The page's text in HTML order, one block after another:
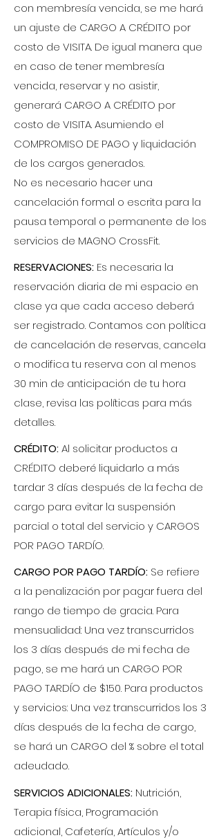
con membresía vencida, se me hará
un ajuste de CARGO A CRÉDITO por
costo de VISITA. De igual manera que
en caso de tener membresía
vencida, reservar y no asistir,
generará CARGO A CRÉDITO por
costo de VISITA. Asumiendo el
COMPROMISO DE PAGO y liquidación
de los cargos generados.
No es necesario hacer una
cancelación formal o escrita para la
pausa temporal o permanente de los
servicios de MAGNO CrossFit.
RESERVACIONES: Es necesaria la
reservación diaria de mi espacio en
clase ya que cada acceso deberá
ser registrado. Contamos con política
de cancelación de reservas, cancela
o modifica tu reserva con al menos
30 min de anticipación de tu hora
clase, revisa las políticas para más
detalles.
CRÉDITO:Al solicitar productos a
CRÉDITO deberé liquidarlo a más
tardar 3 días después de la fecha de
cargo para evitar la suspensión
parcial o total del servicio y CARGOS
POR PAGO TARDÍO.
CARGO POR PAGO TARDÍO: Se refiere
a la penalización por pagar fuera del
rango de tiempo de gracia. Para
mensualidad: Una vez transcurridos
los 3 días después de mi fecha de
pago, se me hará un CARGO POR
PAGO TARDÍO de $150. Para productos
y servicios: Una vez transcurridos los 3
días después de la fecha de cargo,
se hará un CARGO del % sobre el total
adeudado.
​SERVICIOS ADICIONALES: Nutrición,
Terapia física, Programación
adicional, Cafetería, Artículos y/o